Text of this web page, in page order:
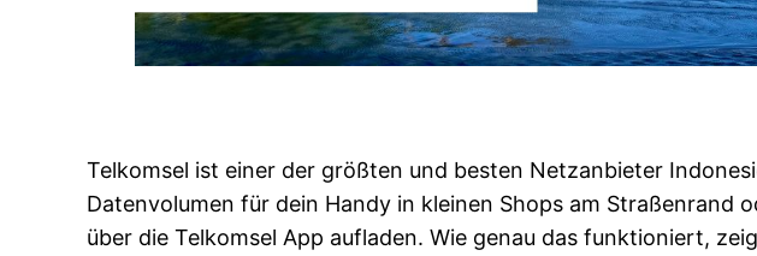
Telkomsel ist einer der größten und besten Netzanbieter
Datenvolumen für dein Handy in kleinen Shops am Straßenrand
über die Telkomsel App aufladen. Wie genau das funktioniert,